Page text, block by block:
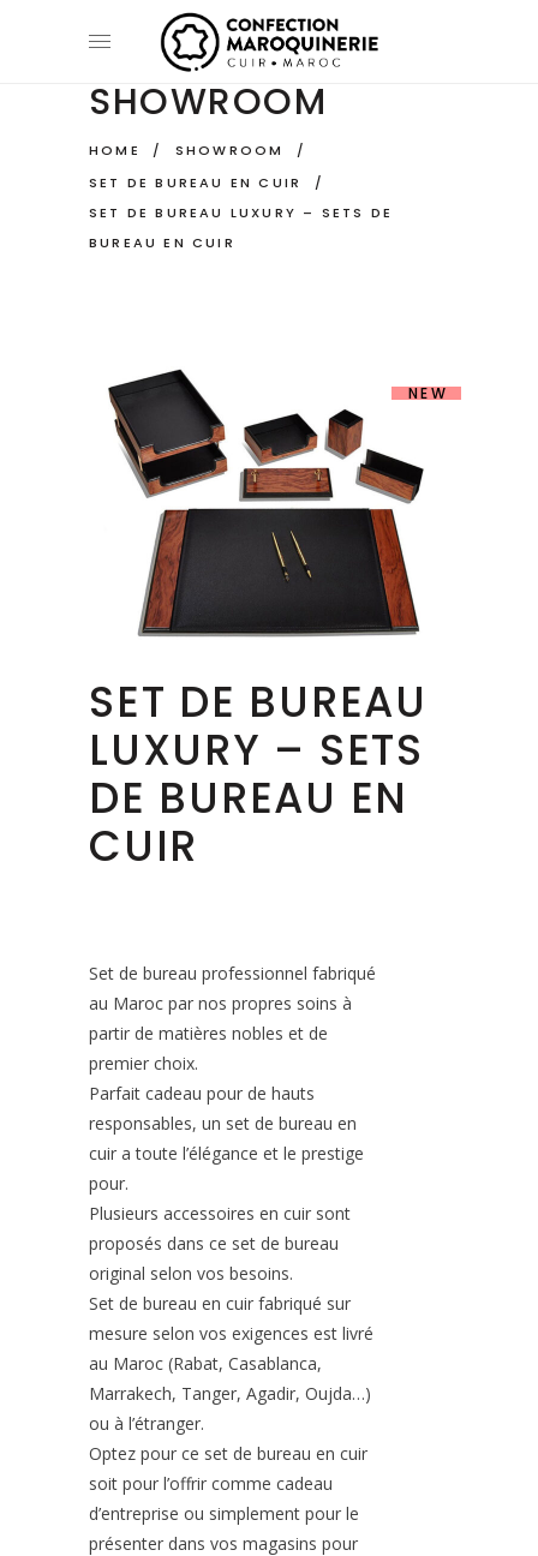
SHOWROOM
HOME / SHOWROOM
/
SET DE BUREAU EN CUIR
/
SET DE BUREAU LUXURY – SETS DE
BUREAU EN CUIR
NEW
SET DE BUREAU
LUXURY – SETS
DE BUREAU EN
CUIR
Set de bureau professionnel fabriqué
au Maroc par nos propres soins à
partir de matières nobles et de
premier choix.
Parfait cadeau pour de hauts
responsables, un set de bureau en
cuir a toute l’élégance et le prestige
pour.
Plusieurs accessoires en cuir sont
proposés dans ce set de bureau
original selon vos besoins.
Set de bureau en cuir fabriqué sur
mesure selon vos exigences est livré
au Maroc (Rabat, Casablanca,
Marrakech, Tanger, Agadir, Oujda…)
ou à l’étranger.
Optez pour ce set de bureau en cuir
soit pour l’offrir comme cadeau
d’entreprise ou simplement pour le
présenter dans vos magasins pour